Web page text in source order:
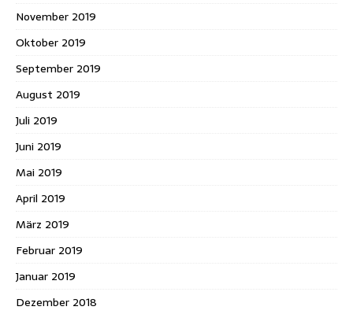
November 2019
Oktober 2019
September 2019
August 2019
Juli 2019
Juni 2019
Mai 2019
April 2019
März 2019
Februar 2019
Januar 2019
Dezember 2018